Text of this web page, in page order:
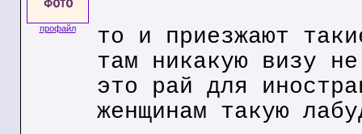
профайл
то и приезжают
там никакую визу
это рай для
женщинам такую